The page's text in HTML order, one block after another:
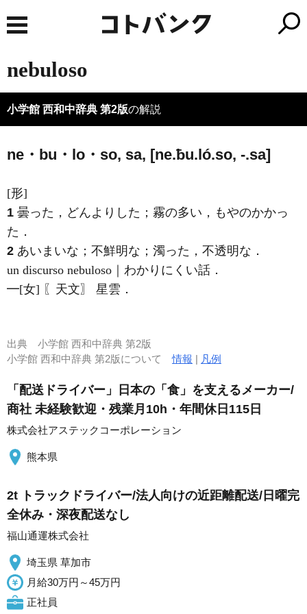
nebuloso
小学館 西和中辞典 第2版の解説
ne・bu・lo・so, sa, [ne.ƀu.ló.so, -.sa]
[形]
1 曇った，どんよりした；霧の多い，もやのかかっ
た．
2 あいまいな；不鮮明な；濁った，不透明な．
un discurso nebuloso｜わかりにくい話．
━[女] 〖天文〗 星雲．
出典 小学館 西和中辞典 第2版
小学館 西和中辞典 第2版について情報 | 凡例
「配送ドライバー」日本の「食」を支えるメーカー/
商社 未経験歓迎・残業月10h・年間休日115日
株式会社アステックコーポレーション
熊本県
2t トラックドライバー/法人向けの近距離配送/日曜完
全休み・深夜配送なし
福山通運株式会社
埼玉県 草加市
月給30万円～45万円
正社員